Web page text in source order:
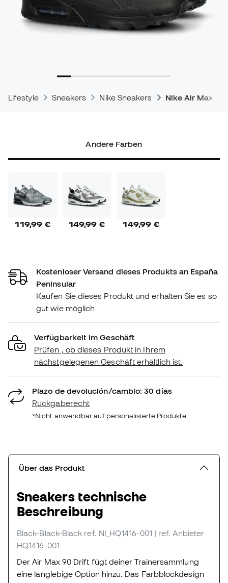
Lifestyle Sneakers Nike Sneakers Nike Air Max
Andere Farben
119,99 € 149,99 € 149,99 €
Kostenloser Versand dieses Produkts an España
Peninsular
Kaufen Sie dieses Produkt und erhalten Sie es so
gut wie möglich
Verfügbarkeit im Geschäft
Prüfen , ob dieses Produkt in Ihrem
nächstgelegenen Geschäft erhältlich ist.
Plazo de devolución/cambio: 30 días
Rückgaberecht
*Nicht anwendbar auf personalisierte Produkte.
Über das Produkt
Sneakers technische
Beschreibung
Black-Black-Black ref. NI_HQ1416-001 | ref. Anbieter
HQ1416-001
Der Air Max 90 Drift fügt deiner Trainersammlung
eine langlebige Option hinzu. Das Farbblockdesign